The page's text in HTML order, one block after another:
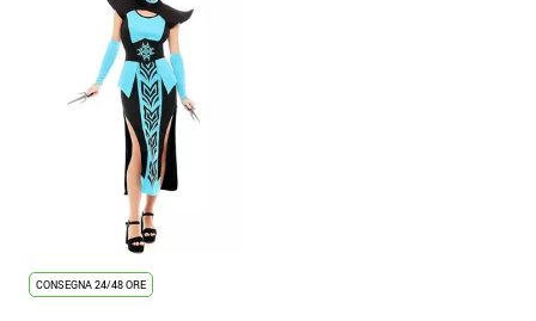
CONSEGNA 24/48 ORE